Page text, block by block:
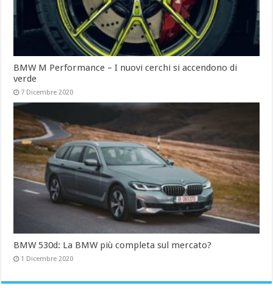
BMW M Performance – I nuovi cerchi si accendono di
verde
7 Dicembre 2020
BMW 530d: La BMW più completa sul mercato?
1 Dicembre 2020